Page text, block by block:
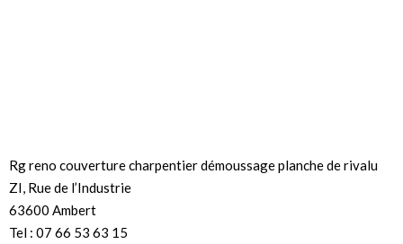
Rg reno couverture charpentier démoussage planche de rivalu
ZI, Rue de l’Industrie
63600 Ambert
Tel : 07 66 53 63 15